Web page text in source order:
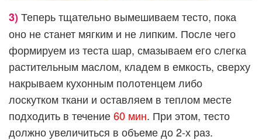
3)Теперь тщательно вымешиваем тесто, пока
оно не станет мягким и не липким. После чего
формируем из теста шар, смазываем его слегка
растительным маслом, кладем в емкость, сверху
накрываем кухонным полотенцем либо
лоскутком ткани и оставляем в теплом месте
подходить в течение60 мин. При этом, тесто
должно увеличиться в объеме до 2-х раз.